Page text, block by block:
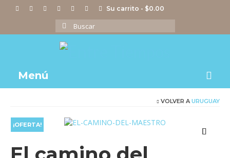
Su carrito - $0.00
Buscar
por:
Menú
Actividades
Imágenes
VOLVER A URUGUAY
¡OFERTA!